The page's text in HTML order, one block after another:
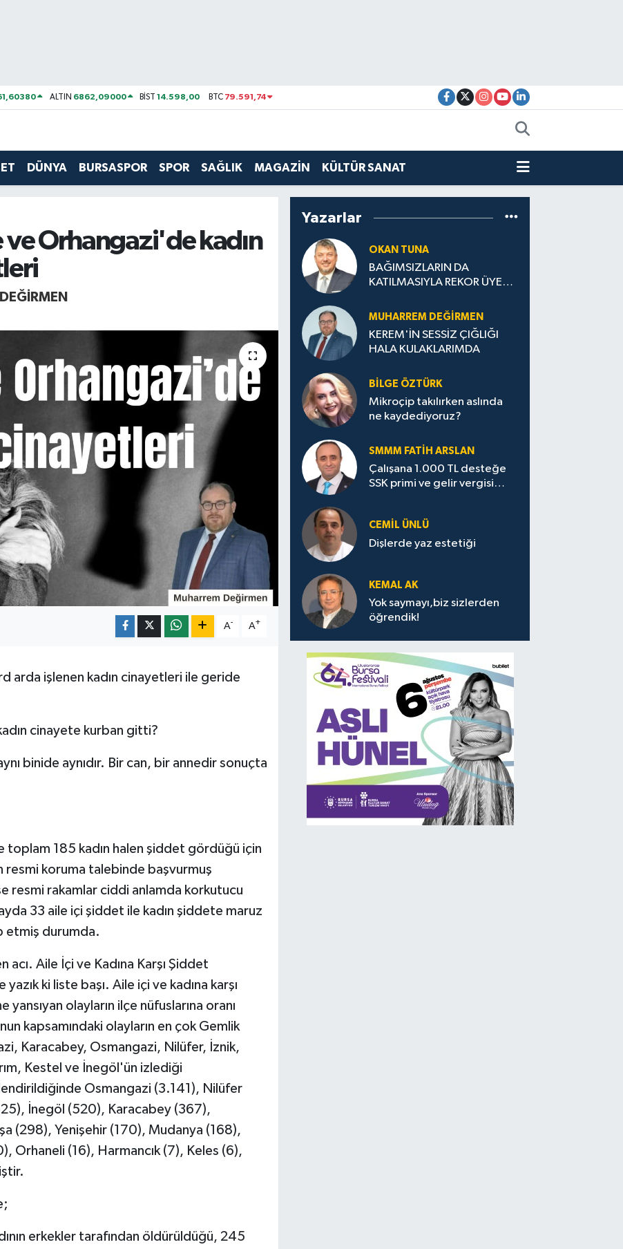
ALTIN 6862,09000 BİST14.598,00 BTC 79.591,74
DÜNYA BURSASPOR SPOR SAĞLIK MAGAZİN KÜLTÜR SANAT
ve Orhangazi'de kadın
A- A+
arda işlenen kadın cinayetleri ile geride
cinayete kurban gitti?
binide aynıdır. Bir can, bir annedir sonuçta
185 kadın halen şiddet gördüğü için
resmi koruma talebinde başvurmuş
resmi rakamlar ciddi anlamda korkutucu
33 aile içi şiddet ile kadın şiddete maruz
etmiş durumda.
acı. Aile İçi ve Kadına Karşı Şiddet
ki liste başı. Aile içi ve kadına karşı
olayların ilçe nüfuslarına oranı
kapsamındaki olayların en çok Gemlik
Karacabey, Osmangazi, Nilüfer, İznik,
Kestel ve İnegöl'ün izlediği
Osmangazi (3.141), Nilüfer
İnegöl (520), Karacabey (367),
(298), Yenişehir (170), Mudanya (168),
Orhaneli (16), Harmancık (7), Keles (6),
erkekler tarafından öldürüldüğü, 245
Yazarlar
OKAN TUNA
BAĞIMSIZLARIN DA
KATILMASIYLA REKOR ÜYELİK
MUHARREM DEĞIRMEN
KEREM'İN SESSİZ ÇIĞLIĞI
HALA KULAKLARIMDA
BILGE ÖZTÜRK
Mikroçip takılırken aslında
ne kaydediyoruz?
SMMM FATIH ARSLAN
Çalışana 1.000 TL desteğe
SSK primi ve gelir vergisi
CEMIL ÜNLÜ
Dişlerde yaz estetiği
KEMAL AK
Yok saymayı,biz sizlerden
öğrendik!